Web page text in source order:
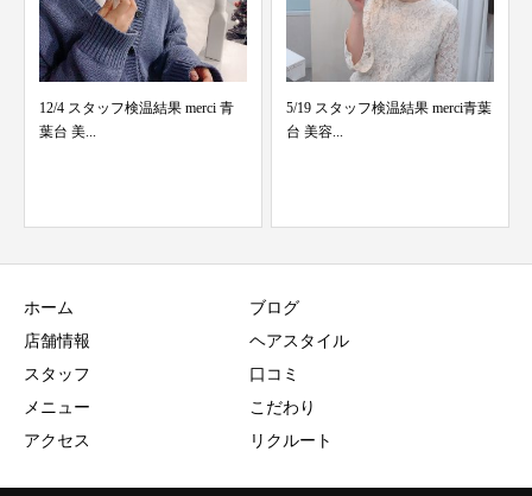
5/19 スタッフ検温結果 merci青葉
台 美容...
5/5 スタッフ検温結果 merci青葉
台 美容院
ホーム
店舗情報
スタッフ
メニュー
アクセス
ブログ
ヘアスタイル
口コミ
こだわり
リクルート